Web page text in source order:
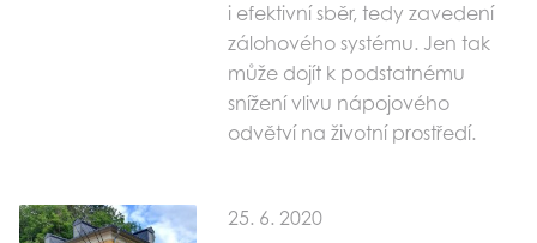
i efektivní sběr, tedy zavedení
zálohového systému. Jen tak
může dojít k podstatnému
snížení vlivu nápojového
odvětví na životní prostředí.
25. 6. 2020